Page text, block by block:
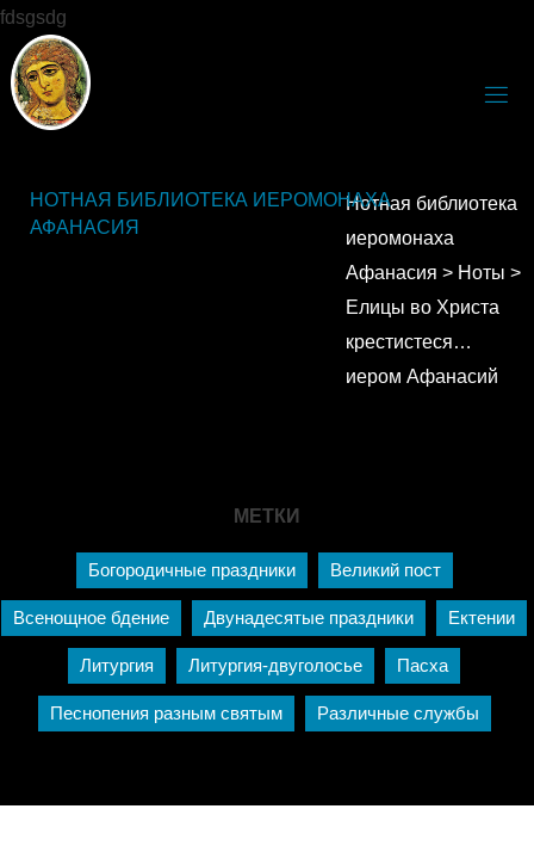
fdsgsdg
НОТНАЯ БИБЛИОТЕКА ИЕРОМОНАХА
АФАНАСИЯ
Нотная библиотека
иеромонаха
Афанасия > Ноты >
Елицы во Христа
крестистеся…
иером Афанасий
МЕТКИ
Богородичные праздники Великий пост
Всенощное бдение Двунадесятые праздники Ектении
Литургия Литургия-двуголосье Пасха
Песнопения разным святым Различные службы